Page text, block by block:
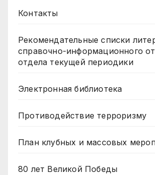
Контакты
Рекомендательные списки
справочно-информационного
отдела текущей периодики
Электронная библиотека
Противодействие терроризму
План клубных и массовых
80 лет Великой Победы